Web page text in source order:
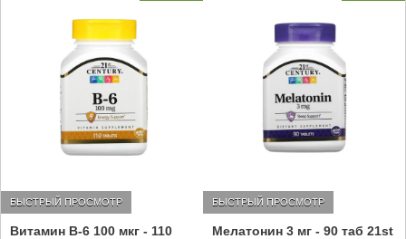
Витамин B-6 100 мкг - 110
БЫСТРЫЙ ПРОСМОТР
Мелатонин 3 мг - 90 таб 21st
БЫСТРЫЙ ПРОСМОТР